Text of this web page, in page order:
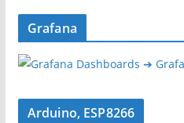
Grafana
➔
Arduino, ESP8266